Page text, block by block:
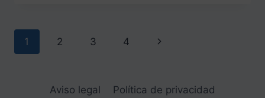
Navegación
página
1 2 3 4
Siguiente
Aviso legal
Política de privacidad